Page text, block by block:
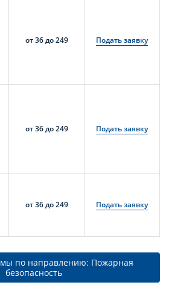
от 36 до 249 Подать заявку
от 36 до 249 Подать заявку
от 36 до 249 Подать заявку
по направлению: Пожарная
безопасность